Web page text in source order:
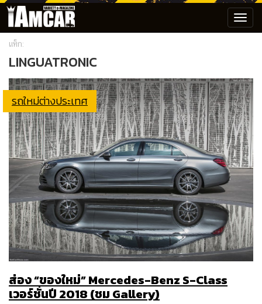
แท็ก:
LINGUATRONIC
รถใหม่ต่างประเทศ
ส่อง “ของใหม่” Mercedes-Benz S-Class
เวอร์ชั่นปี 2018 (ชม Gallery)